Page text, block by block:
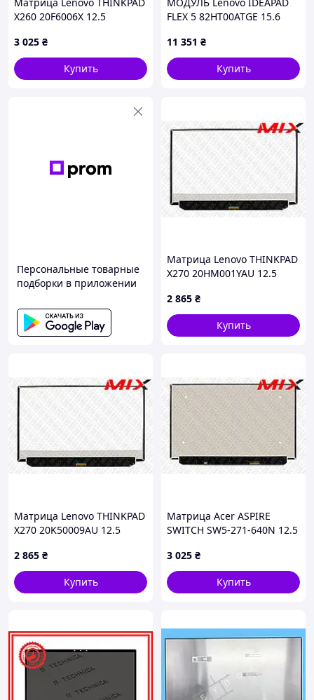
X260 20F6006X 12.5
NTSC 300 cd/m² для
ноутбука
3 025 ₴
Купить
FLEX 5 82HT00ATGE 15.6
100% sRGB 500 cd/m² для
ноутбука
11 351 ₴
Купить
Персональные товарные
подборки в приложении
Матрица Lenovo THINKPAD
X270 20HM001YAU 12.5
NTSC 300 cd/m² для
ноутбука
2 865 ₴
Купить
Матрица Lenovo THINKPAD
X270 20K50009AU 12.5
NTSC 300 cd/m² для
ноутбука
2 865 ₴
Купить
Матрица Acer ASPIRE
SWITCH SW5-271-640N 12.5
NTSC 300 cd/m² для
ноутбука
3 025 ₴
Купить